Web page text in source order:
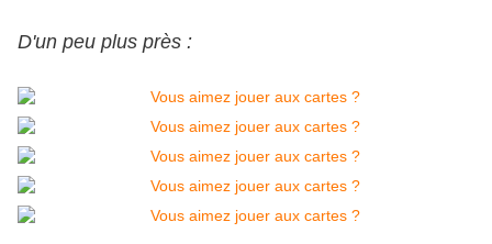
D'un peu plus près :